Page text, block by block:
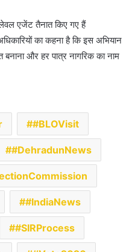
एजेंट तैनात किए गए हैं
का कहना है कि इस अभियान
बनाना और हर पात्र नागरिक का नाम
#BLOVisit
#DehradunNews
#IndiaNews
#SIRProcess